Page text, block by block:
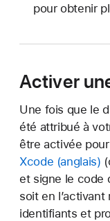
pour obtenir
Activer
Une fois que le
été attribué à
être activée
Xcode
et signe le code
soit en
identifiants et